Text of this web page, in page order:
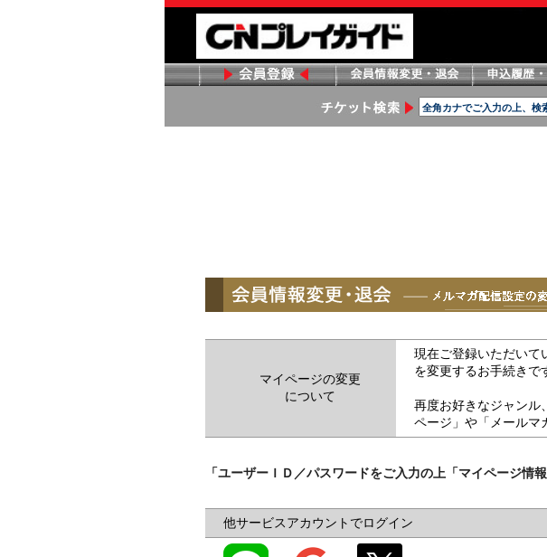
マイページの変更
について
現在ご登録いただいて
を変更するお手続きで
再度お好きなジャンル
ページ」や「メールマ
「ユーザーＩＤ／パスワードをご入力の上「マイページ情
他サービスアカウントでログイン